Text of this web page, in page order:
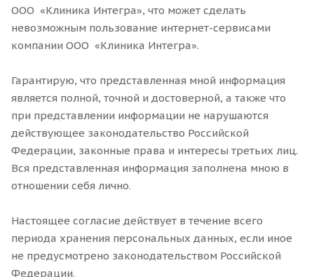
ООО «Клиника Интегра», что может сделать
невозможным пользование интернет-сервисами
компании ООО «Клиника Интегра».
Гарантирую, что представленная мной информация
является полной, точной и достоверной, а также что
при представлении информации не нарушаются
действующее законодательство Российской
Федерации, законные права и интересы третьих лиц.
Вся представленная информация заполнена мною в
отношении себя лично.
Настоящее согласие действует в течение всего
периода хранения персональных данных, если иное
не предусмотрено законодательством Российской
Федерации.